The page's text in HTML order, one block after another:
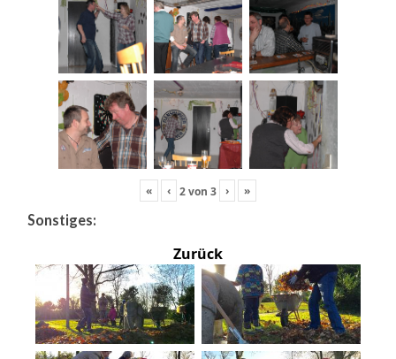
« ‹ 2von 3 › »
Sonstiges:
Zurück